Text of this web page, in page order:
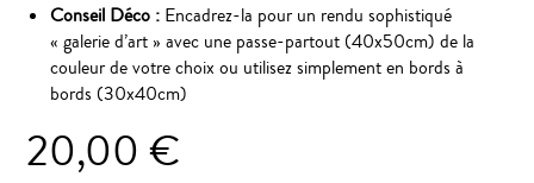
Conseil Déco : Encadrez-la pour un rendu sophistiqué
« galerie d’art » avec une passe-partout (40x50cm) de la
couleur de votre choix ou utilisez simplement en bords à
bords (30x40cm)
20,00€